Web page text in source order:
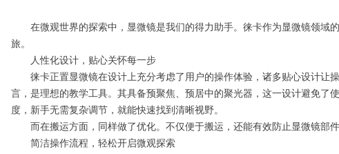
在微观世界的探索中，显微镜是我们的得力助手。徕卡作为显微镜领域
旅。
人性化设计，贴心关怀每一步
徕卡正置显微镜在设计上充分考虑了用户的操作体验，诸多贴心设计让操
言，是理想的教学工具。其具备预聚焦、预居中的聚光器，这一设计避免
度，新手无需复杂调节，就能快速找到清晰视野。
而在搬运方面，同样做了优化。不仅便于搬运，还能有效防止显微镜部件
简洁操作流程，轻松开启微观探索